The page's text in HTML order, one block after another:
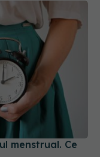
menstrual. Ce